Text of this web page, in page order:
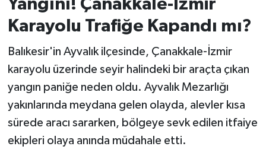
Yangını! Çanakkale-İzmir
Karayolu Trafiğe Kapandı mı?
Balıkesir'in Ayvalık ilçesinde, Çanakkale-İzmir
karayolu üzerinde seyir halindeki bir araçta çıkan
yangın paniğe neden oldu. Ayvalık Mezarlığı
yakınlarında meydana gelen olayda, alevler kısa
sürede aracı sararken, bölgeye sevk edilen itfaiye
ekipleri olaya anında müdahale etti.
İvrindi
KENT GÜNDEMİ
Kepsut
KÜLTÜR-SANAT
MAGAZİN